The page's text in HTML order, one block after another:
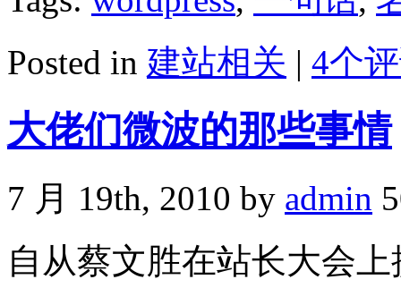
Posted in 建站相关 | 4个
大佬们微波的那些事情
7 月 19th, 2010 by admin
自从蔡文胜在站长大会